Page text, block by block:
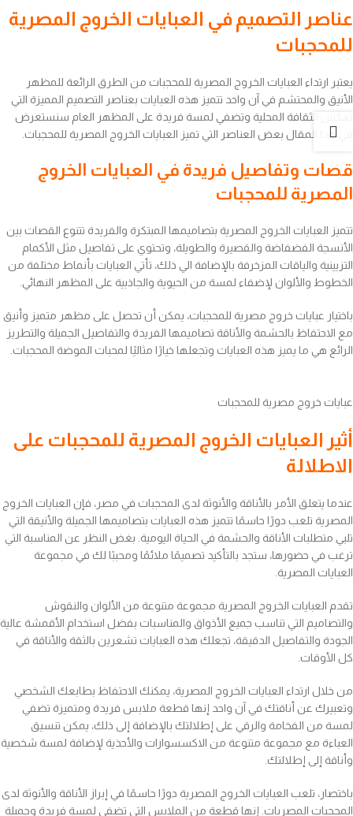
عناصر التصميم في العبايات الخروج المصرية
للمحجبات
يعتبر ارتداء العبايات الخروج المصرية للمحجبات من الطرق الرائعة للمظهر
الأنيق والمحتشم في آن واحد تتميز هذه العبايات بعناصر التصميم المميزة التي
تعكس الثقافة المحلية وتضفي لمسة فريدة على المظهر العام سنستعرض
في هذا المقال بعض العناصر التي تميز العبايات الخروج المصرية للمحجبات.
قصات وتفاصيل فريدة في العبايات الخروج
المصرية للمحجبات
تتميز العبايات الخروج المصرية بتصاميمها المبتكرة والفريدة تتنوع القصات بين
الأنسجة الفضفاضة والقصيرة والطويلة، وتحتوي على تفاصيل مثل الأكمام
التزيينية والياقات المزخرفة بالإضافة الي ذلك، تأتي العبايات بأنماط مختلفة من
الخطوط والألوان لإضفاء لمسة من الحيوية والجاذبية على المظهر النهائي.
باختيار عبايات خروج مصرية للمحجبات، يمكن أن تحصل على مظهر متميز وأنيق
مع الاحتفاظ بالحشمة والأناقة تصاميمها الفريدة والتفاصيل الجميلة والتطريز
الرائع هي ما يميز هذه العبايات وتجعلها خيارًا مثاليًا لمحبات الموضة المحجبات.
عبايات خروج مصرية للمحجبات
أثير العبايات الخروج المصرية للمحجبات على
الاطلالة
عندما يتعلق الأمر بالأناقة والأنوثة لدى المحجبات في مصر، فإن العبايات الخروج
المصرية تلعب دورًا حاسمًا تتميز هذه العبايات بتصاميمها الجميلة والأنيقة التي
تلبي متطلبات الأناقة والحشمة في الحياة اليومية. بغض النظر عن المناسبة التي
ترغب في حضورها، ستجد بالتأكيد تصميمًا ملائمًا ومحببًا لك في مجموعة
العبايات المصرية.
تقدم العبايات الخروج المصرية مجموعة متنوعة من الألوان والنقوش
والتصاميم التي تناسب جميع الأذواق والمناسبات بفضل استخدام الأقمشة عالية
الجودة والتفاصيل الدقيقة، تجعلك هذه العبايات تشعرين بالثقة والأناقة في
كل الأوقات.
من خلال ارتداء العبايات الخروج المصرية، يمكنك الاحتفاظ بطابعك الشخصي
وتعبيرك عن أناقتك في آن واحد إنها قطعة ملابس فريدة ومتميزة تضفي
لمسة من الفخامة والرقي على إطلالتك بالإضافة إلى ذلك، يمكن تنسيق
العباءة مع مجموعة متنوعة من الاكسسوارات والأحذية لإضافة لمسة شخصية
وأناقة إلى إطلالتك.
باختصار، تلعب العبايات الخروج المصرية دورًا حاسمًا في إبراز الأناقة والأنوثة لدى
المحجبات المصريات. إنها قطعة من الملابس التي تضفي لمسة فريدة وجميلة